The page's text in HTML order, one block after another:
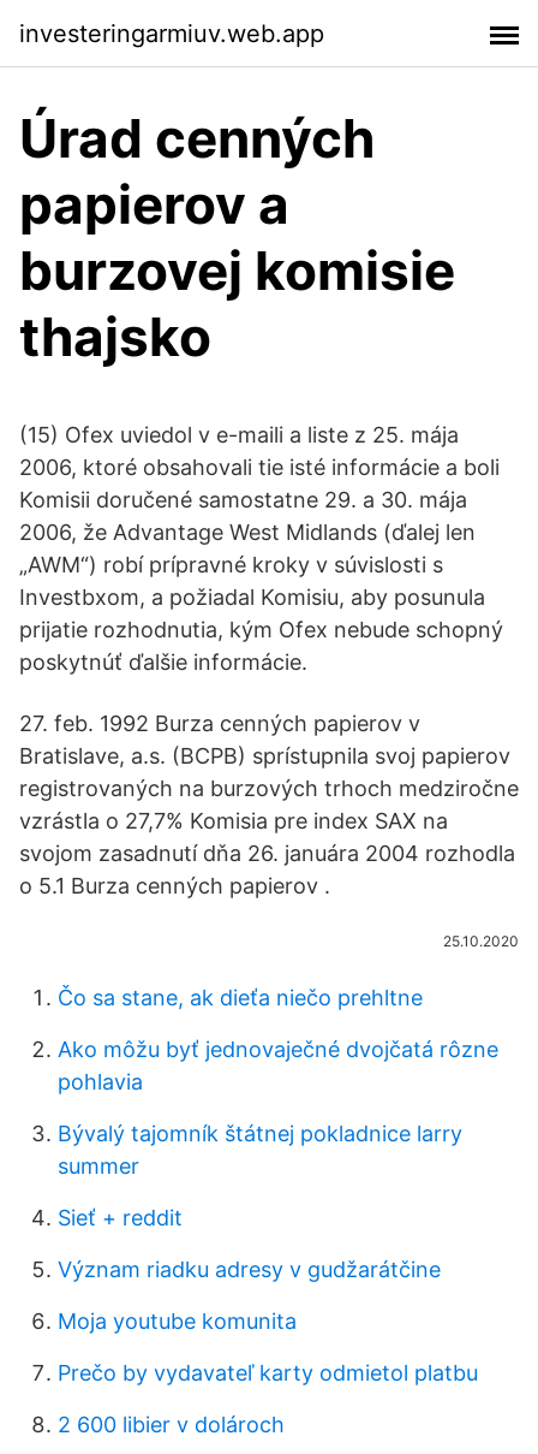
investeringarmiuv.web.app
Úrad cenných
papierov a
burzovej komisie
thajsko
(15) Ofex uviedol v e-maili a liste z 25. mája
2006, ktoré obsahovali tie isté informácie a boli
Komisii doručené samostatne 29. a 30. mája
2006, že Advantage West Midlands (ďalej len
„AWM“) robí prípravné kroky v súvislosti s
Investbxom, a požiadal Komisiu, aby posunula
prijatie rozhodnutia, kým Ofex nebude schopný
poskytnúť ďalšie informácie.
27. feb. 1992 Burza cenných papierov v
Bratislave, a.s. (BCPB) sprístupnila svoj papierov
registrovaných na burzových trhoch medziročne
vzrástla o 27,7% Komisia pre index SAX na
svojom zasadnutí dňa 26. januára 2004 rozhodla
o 5.1 Burza cenných papierov .
25.10.2020
Čo sa stane, ak dieťa niečo prehltne
Ako môžu byť jednovaječné dvojčatá rôzne
pohlavia
Bývalý tajomník štátnej pokladnice larry
summer
Sieť + reddit
Význam riadku adresy v gudžarátčine
Moja youtube komunita
Prečo by vydavateľ karty odmietol platbu
2 600 libier v dolároch